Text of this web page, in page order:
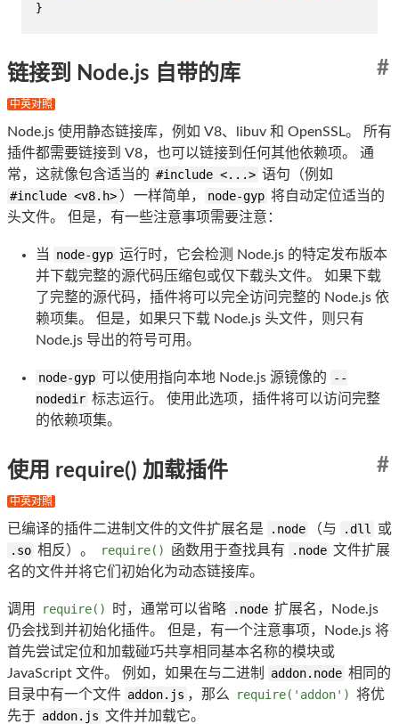
}
链接到 Node.js 自带的库 #
中英对照
Node.js 使用静态链接库，例如 V8、libuv 和 OpenSSL。 所有
插件都需要链接到 V8，也可以链接到任何其他依赖项。 通
常，这就像包含适当的 #include <...> 语句（例如
#include <v8.h> ）一样简单， node-gyp 将自动定位适当的
头文件。 但是，有一些注意事项需要注意：
当 node-gyp 运行时，它会检测 Node.js 的特定发布版本
并下载完整的源代码压缩包或仅下载头文件。 如果下载
了完整的源代码，插件将可以完全访问完整的 Node.js 依
赖项集。 但是，如果只下载 Node.js 头文件，则只有
Node.js 导出的符号可用。
node-gyp 可以使用指向本地 Node.js 源镜像的
--
nodedir 标志运行。 使用此选项，插件将可以访问完整
的依赖项集。
使用 require() 加载插件 #
中英对照
已编译的插件二进制文件的文件扩展名是 .node （与 .dll
或
.so 相反）。 require() 函数用于查找具有 .node 文件扩展
名的文件并将它们初始化为动态链接库。
调用 require() 时，通常可以省略 .node 扩展名，Node.js
仍会找到并初始化插件。 但是，有一个注意事项，Node.js 将
首先尝试定位和加载碰巧共享相同基本名称的模块或
JavaScript 文件。 例如，如果在与二进制
addon.node 相同的
目录中有一个文件 addon.js ，那么 require('addon') 将优
先于 addon.js 文件并加载它。